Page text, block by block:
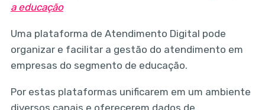
a educação
Uma plataforma de Atendimento Digital pode
organizar e facilitar a gestão do atendimento em
empresas do segmento de educação.
Por estas plataformas unificarem em um ambiente